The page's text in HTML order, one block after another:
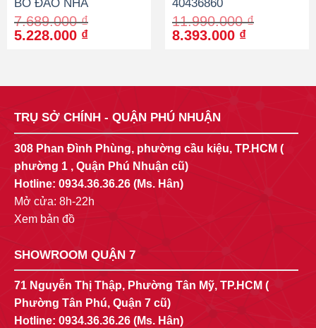
BỒ ĐÀO NHA
7.689.000₫
Original
5.228.000 ₫Current
40436860
11.990.000₫
Original
8.393.000 ₫Current
TRỤ SỞ CHÍNH - QUẬN PHÚ NHUẬN
308 Phan Đình Phùng, phường cầu kiệu, TP.HCM (
phường 1 , Quận Phú Nhuận cũ)
Hotline: 0934.36.36.26 (Ms. Hân)
Mở cửa: 8h-22h
Xem bản đồ
SHOWROOM QUẬN 7
71 Nguyễn Thị Thập, Phường Tân Mỹ, TP.HCM (
Phường Tân Phú, Quận 7 cũ)
Hotline: 0934.36.36.26 (Ms. Hân)